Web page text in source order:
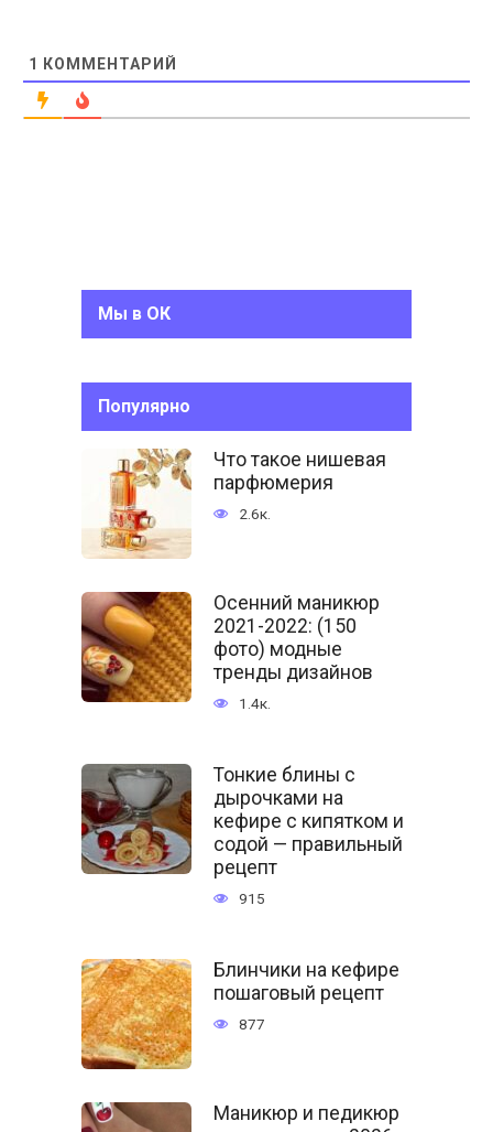
1 КОММЕНТАРИЙ
Мы в ОК
Популярно
Что такое нишевая
парфюмерия
2.6к.
Осенний маникюр
2021-2022: (150
фото) модные
тренды дизайнов
1.4к.
Тонкие блины с
дырочками на
кефире с кипятком и
содой — правильный
рецепт
915
Блинчики на кефире
пошаговый рецепт
877
Маникюр и педикюр